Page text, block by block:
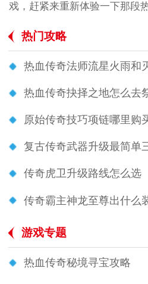
戏，赶紧来重新体验一下那段
热门攻略
热血传奇法师流星火雨和
热血传奇抉择之地怎么去
原始传奇技巧项链哪里购
复古传奇武器升级最简单
传奇虎卫升级路线怎么选
传奇霸主神龙至尊出什么
游戏专题
热血传奇秘境寻宝攻略